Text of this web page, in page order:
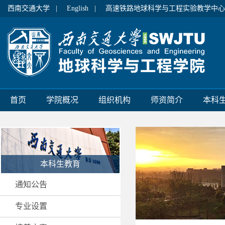
西南交通大学 | English | 高速铁路地球科学与工程实验教学中
首页 学院概况 组织机构 师资简介 本科
本科生教育
通知公告
专业设置